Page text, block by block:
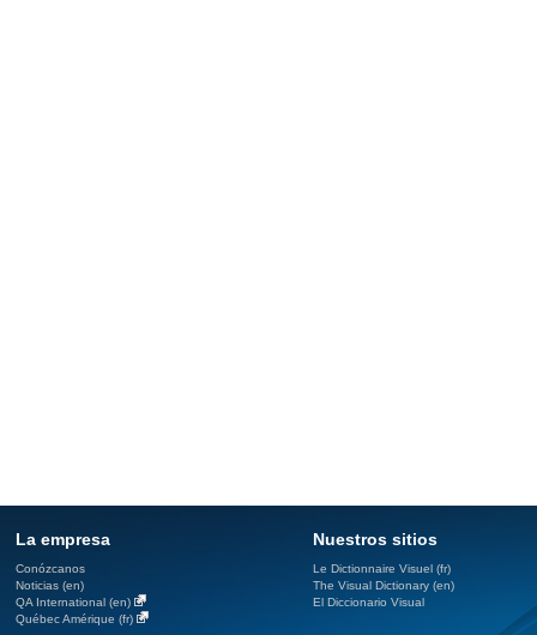
La empresa
Conózcanos
Noticias (en)
QA International (en)
Québec Amérique (fr)
Nuestros sitios
Le Dictionnaire Visuel (fr)
The Visual Dictionary (en)
El Diccionario Visual